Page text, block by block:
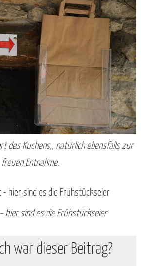
des Kuchens,, natürlich ebensfalls zur
freuen Entnahme.
hier sind es die Frühstückseier
war dieser Beitrag?